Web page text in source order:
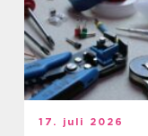
17. juli 2026